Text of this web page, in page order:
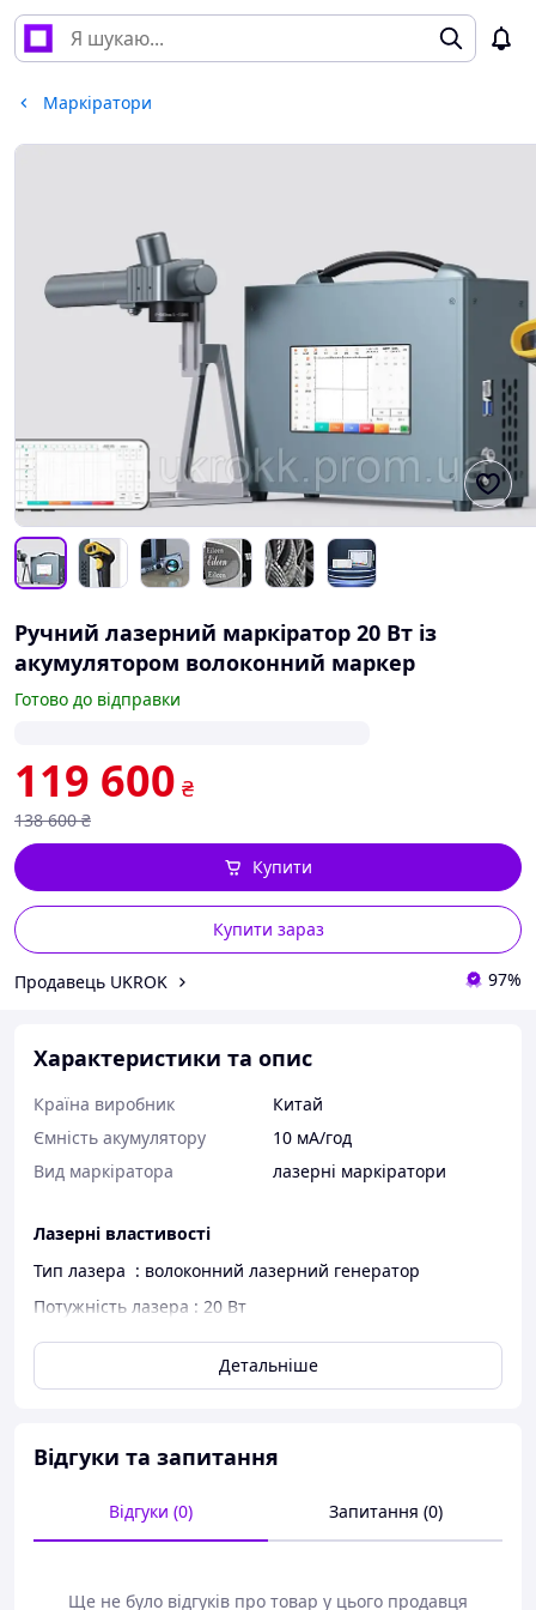
Маркіратори
Ручний лазерний маркіратор 20 Вт із
акумулятором волоконний маркер
Готово до відправки
119 600 ₴
138 600 ₴
Купити зараз
Купити
Продавець UKROK 97%
Характеристики та опис
Країна виробник
Китай
Ємність акумулятору
10 мА/год
Вид маркіратора
лазерні маркіратори
Лазерні властивості
Тип лазера : волоконний лазерний генератор
Потужність лазера : 20 Вт
Довжина хвилі лазера : 1064 нм
Максимальна енергія імпульсу: 0,7 мДж-1,1 мДж
Життя лазера: 100 000 годин
Маркувальні властивості
Метод розмітки: Метод високоточного двовимірного
Детальніше
Відгуки та запитання
Відгуки (0) Запитання (0)
Ще не було відгуків про товар у цього продавця